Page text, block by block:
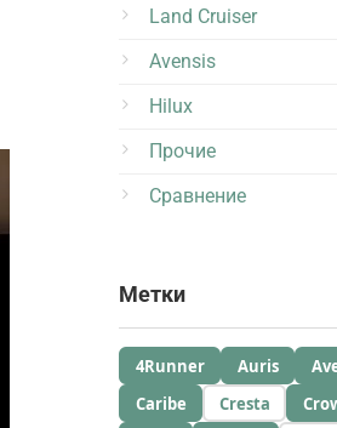
Land Cruiser
Avensis
Hilux
Прочие
Сравнение
Метки
4Runner Auris
Caribe
Cresta